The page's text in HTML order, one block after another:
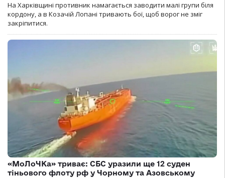
На Харківщині противник намагається заводити малі групи біля
кордону, а в Козачій Лопані тривають бої, щоб ворог не зміг
закріпитися.
«МоЛоЧКа» триває: СБС уразили ще 12 суден
тіньового флоту рф у Чорному та Азовському